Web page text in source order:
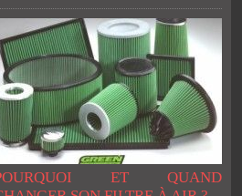
ET QUAND